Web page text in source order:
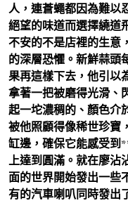
人，連蒼蠅都因為難以
絕望的味道而選擇繞道
不安的不是店裡的生意
的深層恐懼。新鮮蒜頭
果再這樣下去，他引以
拿著一把被磨得光滑、
起一坨濃稠的、顏色介
被他照顧得像稀世珍寶
缸邊，確保它能感受到
上達到圓滿。就在廖沾
面的世界開始發出一些
有的汽車喇叭同時發出